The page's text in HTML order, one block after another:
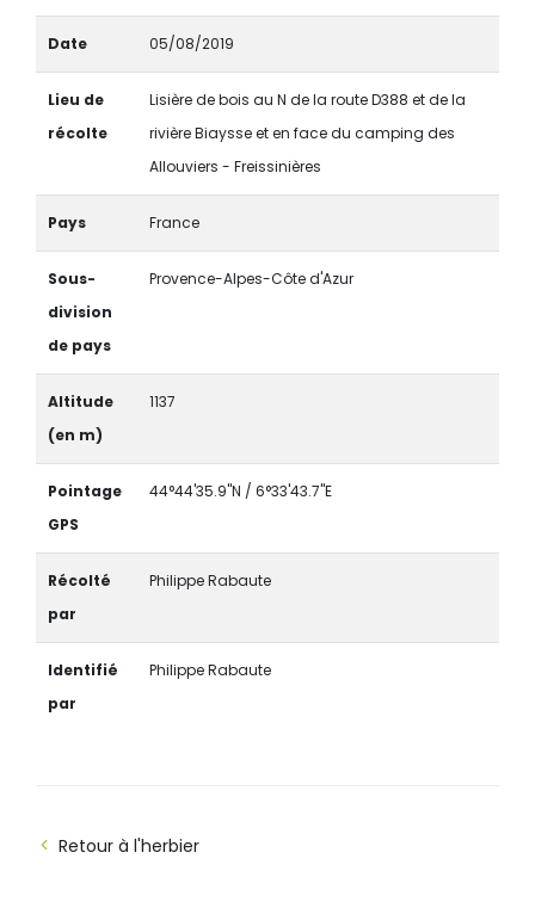
Date 05/08/2019
Lieu de
récolte
Lisière de bois au N de la route D388 et de la
rivière Biaysse et en face du camping des
Allouviers - Freissinières
Pays France
Sous-
division
de pays
Provence-Alpes-Côte d'Azur
Altitude
(en m)
1137
Pointage
GPS
44°44'35.9"N / 6°33'43.7"E
Récolté
par
Philippe Rabaute
Identifié
par
Philippe Rabaute
Retour à l'herbier